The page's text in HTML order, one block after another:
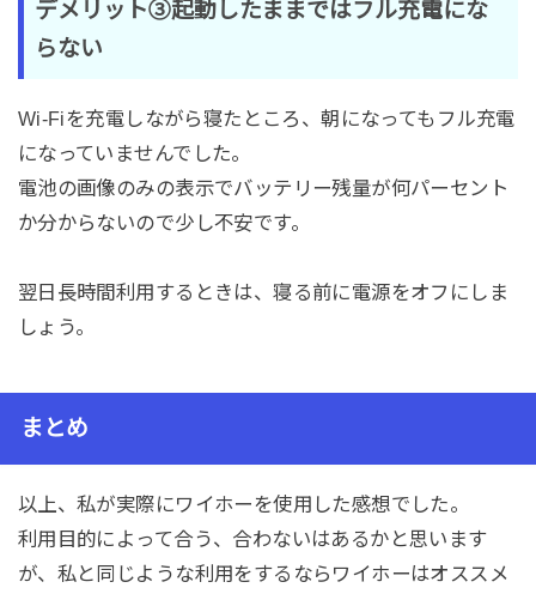
デメリット③起動したままではフル充電にな
らない
Wi-Fiを充電しながら寝たところ、朝になってもフル充電
になっていませんでした。
電池の画像のみの表示でバッテリー残量が何パーセント
か分からないので少し不安です。
翌日長時間利用するときは、寝る前に電源をオフにしま
しょう。
まとめ
以上、私が実際にワイホーを使用した感想でした。
利用目的によって合う、合わないはあるかと思います
が、私と同じような利用をするならワイホーはオススメ